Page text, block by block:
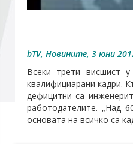
bTV, Новините, 3 юни
Всеки трети висшист
квалифициарани кадри.
дефицитни са
работодателите. „Над
основата на всичко са